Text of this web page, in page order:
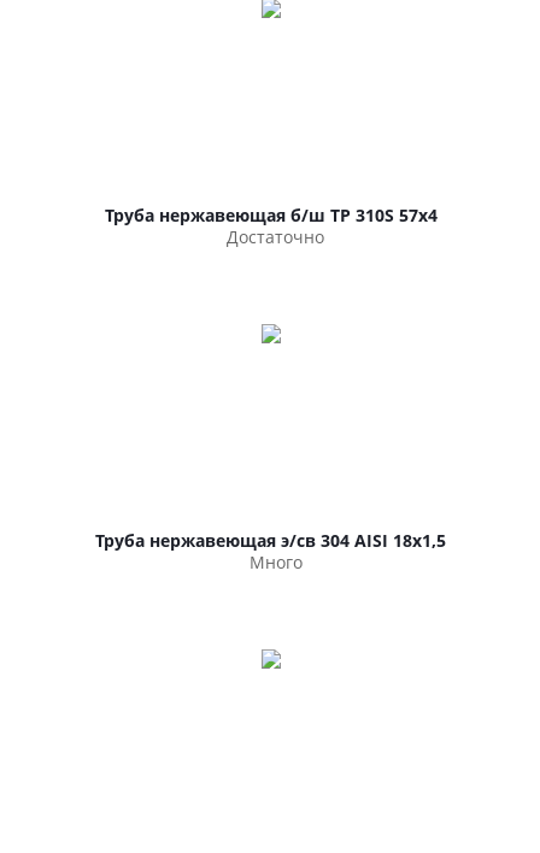
Труба нержавеющая б/ш TP 310S 57х4
Достаточно
Труба нержавеющая э/св 304 AISI 18х1,5
Много